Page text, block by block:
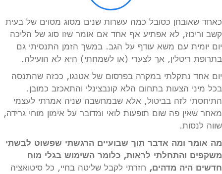
כאחד שאובחן כסובל כמה עשרות שנים מסוג מסוים של בעית
קשב וריכוז, לא אפתיע אף אחד אם אומר שזו סוג של הליכה
יום יומית עם משא עודף על הגב. במשך הזמן התנסיתי גם
בתרופת ריטלין, אך לצערי (או לשמחתי) היא לא הועילה.
יום אחד נתקלתי במקרה בפרסום של אטנגו, ככזה שהתנסה
בכל מיני הצעות בתחום הלא קונבצינלי והתאכזב כמובן.
התיחסתי לזה בביטול, אלא שבמחשבה שניה אמרתי לעצמי
מאחר שאין פה שום תופעות לואי ומדובר על אימון מוחי גרידה,
שווה לנסות.
מה אומר ומה אדבר תוך שבועיים הרגשתי שפשוט לבשתי
משקפים והתחלתי לראות, כלומר השימוש בגלי מוח
חדשים היה מדהים, חזרתי לקבל שליטה בחיי, כל סיטואציה